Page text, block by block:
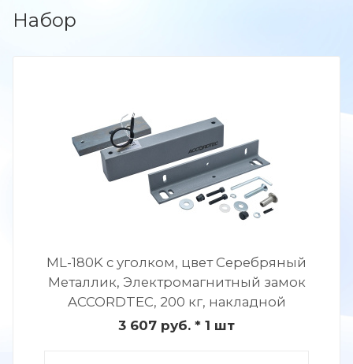
Набор
ML-180K с уголком, цвет Серебряный
Металлик, Электромагнитный замок
ACCORDTEC, 200 кг, накладной
3 607 руб. * 1 шт